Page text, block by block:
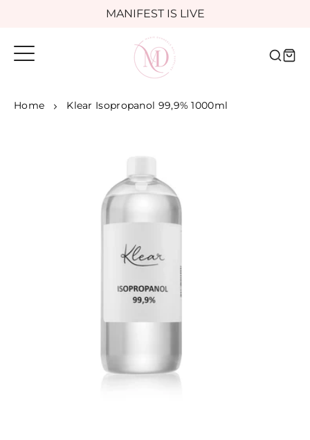
content
MANIFEST IS LIVE
Voor 16:00 besteld, morgen in huis
Home Klear Isopropanol 99,9% 1000ml